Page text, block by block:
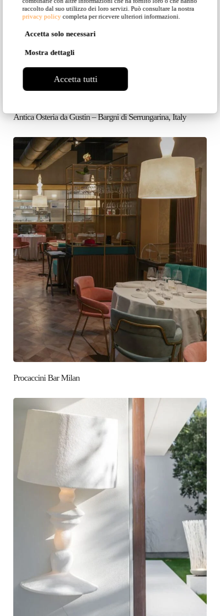
raccolto dal suo utilizzo dei loro servizi. Può consultare la nostra
privacy policy completa per ricevere ulteriori informazioni.
Accetta solo necessari
Mostra dettagli
Accetta tutti
Antica Osteria da Gustin – Bargni di Serrungarina, Italy
Procaccini Bar Milan